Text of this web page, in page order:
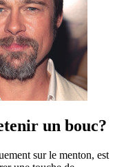
un bouc?
sur le menton, est